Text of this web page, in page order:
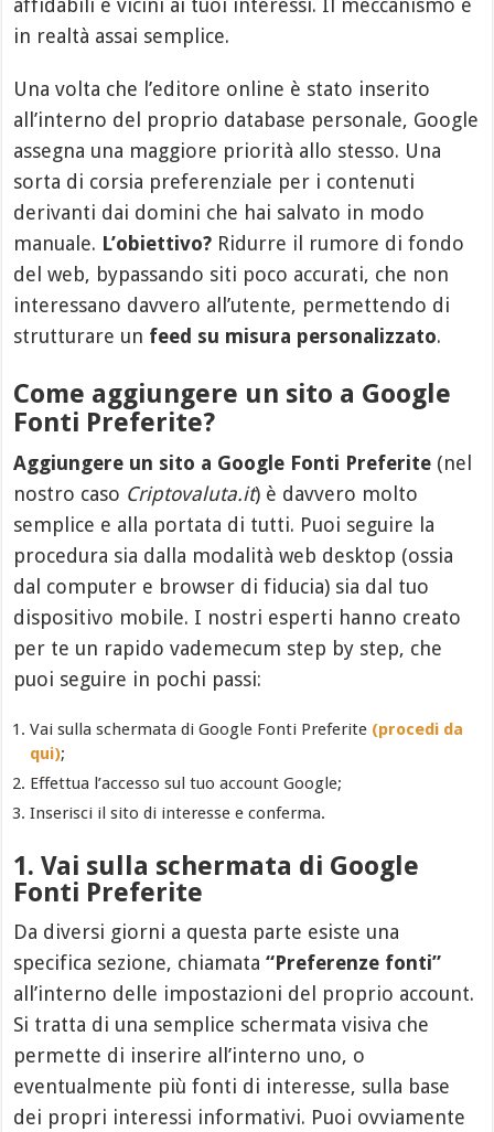
affidabili e vicini ai tuoi interessi. Il meccanismo è
in realtà assai semplice.
Una volta che l’editore online è stato inserito
all’interno del proprio database personale, Google
assegna una maggiore priorità allo stesso. Una
sorta di corsia preferenziale per i contenuti
derivanti dai domini che hai salvato in modo
manuale. L’obiettivo? Ridurre il rumore di fondo
del web, bypassando siti poco accurati, che non
interessano davvero all’utente, permettendo di
strutturare un feed su misura personalizzato.
Come aggiungere un sito a Google
Fonti Preferite?
Aggiungere un sito a Google Fonti Preferite (nel
nostro caso Criptovaluta.it) è davvero molto
semplice e alla portata di tutti. Puoi seguire la
procedura sia dalla modalità web desktop (ossia
dal computer e browser di fiducia) sia dal tuo
dispositivo mobile. I nostri esperti hanno creato
per te un rapido vademecum step by step, che
puoi seguire in pochi passi:
Vai sulla schermata di Google Fonti Preferite (procedi da
qui);
Effettua l’accesso sul tuo account Google;
Inserisci il sito di interesse e conferma.
1. Vai sulla schermata di Google
Fonti Preferite
Da diversi giorni a questa parte esiste una
specifica sezione, chiamata“Preferenze fonti”
all’interno delle impostazioni del proprio account.
Si tratta di una semplice schermata visiva che
permette di inserire all’interno uno, o
eventualmente più fonti di interesse, sulla base
dei propri interessi informativi. Puoi ovviamente